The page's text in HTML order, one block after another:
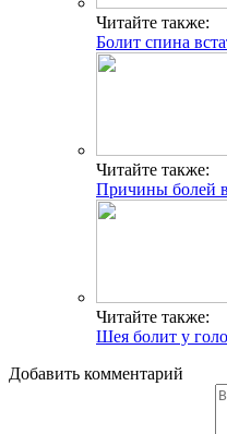
Читайте также:
Болит спина
Читайте также:
Причины болей
Читайте также:
Шея болит у
Добавить комментарий